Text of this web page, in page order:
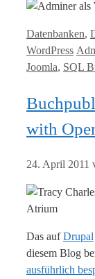
Kategorien
Datenbanken,
WordPress
Joomla, SQL
with
24. April 2011
Das aufDrupal
diesem Blog
ausführlich